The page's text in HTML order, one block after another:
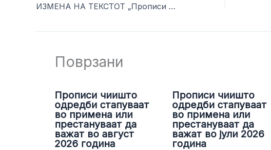
ИЗМЕНА НА ТЕКСТОТ „Прописи чиишто одредби стапуваат во примена или престануваат да важат во јуни 2023 година“
Поврзани
Прописи чиишто
одредби стапуваат
во примена или
престануваат да
важат во август
2026 година
Прописи чиишто
одредби стапуваат
во примена или
престануваат да
важат во јули 2026
година